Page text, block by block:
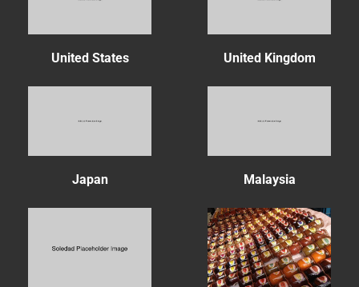
United States United Kingdom
Japan Malaysia